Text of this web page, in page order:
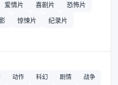
爱情片 喜剧片
恐怖片
惊悚片
纪录片
动作 科幻 剧情
战争